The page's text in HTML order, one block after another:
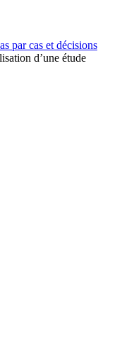
par cas et décisions
d’une étude